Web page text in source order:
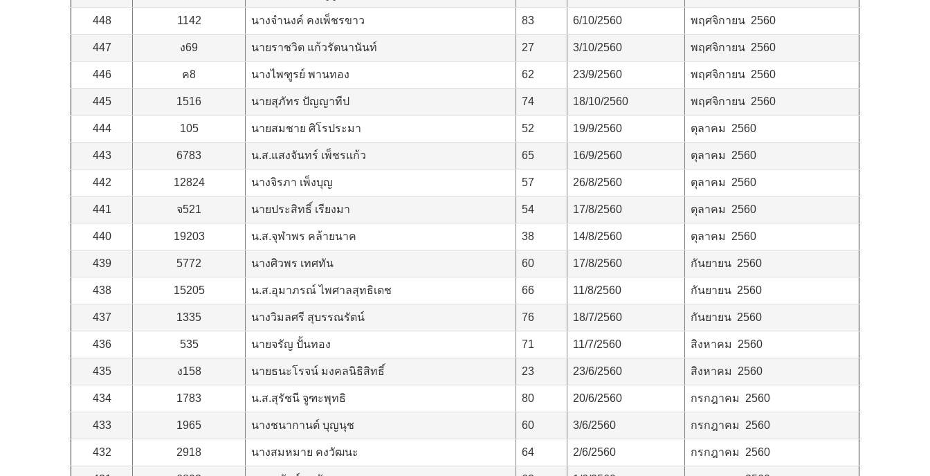
448 1142 นางจำนงค์ คงเพ็ชรขาว 83 6/10/2560 พฤศจิกายน 2560
447 ง69 นายราชวิต แก้วรัตนานันท์ 27 3/10/2560 พฤศจิกายน 2560
446 ค8 นางไพฑูรย์ พานทอง 62 23/9/2560 พฤศจิกายน 2560
445 1516 นายสุภัทร ปัญญาทีป 74 18/10/2560 พฤศจิกายน 2560
444 105 นายสมชาย ศิโรประมา 52 19/9/2560 ตุลาคม 2560
443 6783 น.ส.แสงจันทร์ เพ็ชรแก้ว 65 16/9/2560 ตุลาคม 2560
442 12824 นางจิรภา เพ็งบุญ 57 26/8/2560 ตุลาคม 2560
441 จ521 นายประสิทธิ์ เรียงมา 54 17/8/2560 ตุลาคม 2560
440 19203 น.ส.จุฬาพร คล้ายนาค 38 14/8/2560 ตุลาคม 2560
439 5772 นางศิวพร เทศทัน 60 17/8/2560 กันยายน 2560
438 15205 น.ส.อุมาภรณ์ ไพศาลสุทธิเดช 66 11/8/2560 กันยายน 2560
437 1335 นางวิมลศรี สุบรรณรัตน์ 76 18/7/2560 กันยายน 2560
436 535 นายจรัญ ปั้นทอง 71 11/7/2560 สิงหาคม 2560
435 ง158 นายธนะโรจน์ มงคลนิธิสิทธิ์ 23 23/6/2560 สิงหาคม 2560
434 1783 น.ส.สุรัชนี จูฑะพุทธิ 80 20/6/2560 กรกฎาคม 2560
433 1965 นางชนากานต์ บุญนุช 60 3/6/2560 กรกฎาคม 2560
432 2918 นางสมหมาย คงวัฒนะ 64 2/6/2560 กรกฎาคม 2560